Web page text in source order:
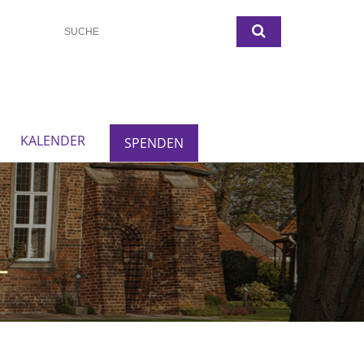
KALENDER SPENDEN